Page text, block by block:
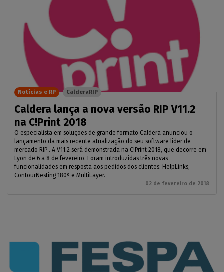
Caldera lança a nova versão RIP V11.2
na C!Print 2018
O especialista em soluções de grande formato Caldera anunciou o
lançamento da mais recente atualização do seu software líder de
mercado RIP . A V11.2 será demonstrada na C!Print 2018, que decorre em
Lyon de 6 a 8 de fevereiro. Foram introduzidas três novas
funcionalidades em resposta aos pedidos dos clientes: HelpLinks,
ContourNesting 180º e MultiLayer.
02 de fevereiro de 2018
Notícias e RP CalderaRIP